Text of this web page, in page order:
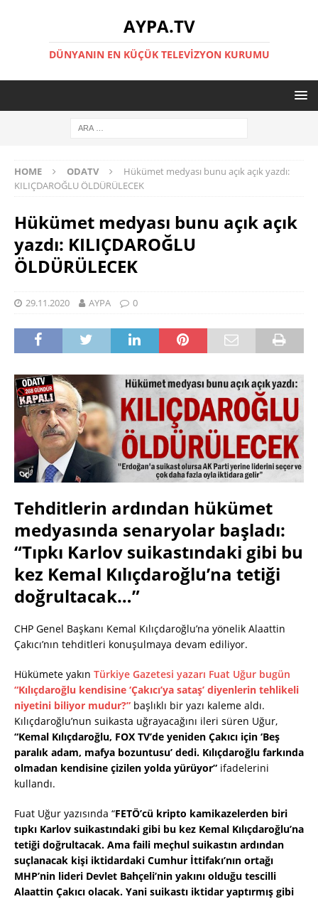
AYPA.TV
DÜNYANIN EN KÜÇÜK TELEVIZYON KURUMU
HOME ODATV
Hükümet medyası bunu açık açık yazdı:
KILIÇDAROĞLU ÖLDÜRÜLECEK
Hükümet medyası bunu açık açık
yazdı: KILIÇDAROĞLU
ÖLDÜRÜLECEK
29.11.2020 AYPA 0
Tehditlerin ardından hükümet
medyasında senaryolar başladı:
“Tıpkı Karlov suikastındaki gibi bu
kez Kemal Kılıçdaroğlu’na tetiği
doğrultacak…”
CHP Genel Başkanı Kemal Kılıçdaroğlu’na yönelik Alaattin
Çakıcı’nın tehditleri konuşulmaya devam ediliyor.
Hükümete yakın Türkiye Gazetesi yazarı Fuat Uğur bugün
“Kılıçdaroğlu kendisine ‘Çakıcı’ya sataş’ diyenlerin tehlikeli
niyetini biliyor mudur?” başlıklı bir yazı kaleme aldı.
Kılıçdaroğlu’nun suikasta uğrayacağını ileri süren Uğur,
“Kemal Kılıçdaroğlu, FOX TV’de yeniden Çakıcı için ‘Beş
paralık adam, mafya bozuntusu’ dedi. Kılıçdaroğlu farkında
olmadan kendisine çizilen yolda yürüyor” ifadelerini
kullandı.
Fuat Uğur yazısında “FETÖ’cü kripto kamikazelerden biri
tıpkı Karlov suikastındaki gibi bu kez Kemal Kılıçdaroğlu’na
tetiği doğrultacak. Ama faili meçhul suikastın ardından
suçlanacak kişi iktidardaki Cumhur İttifakı’nın ortağı
MHP’nin lideri Devlet Bahçeli’nin yakını olduğu tescilli
Alaattin Çakıcı olacak. Yani suikastı iktidar yaptırmış gibi